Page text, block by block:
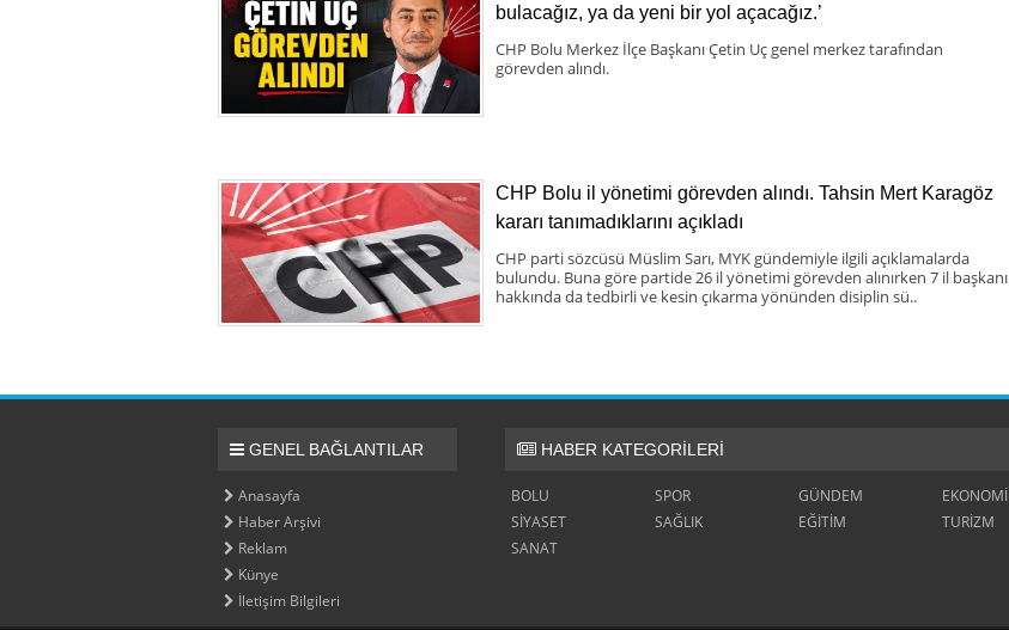
bulacağız, ya da yeni bir yol açacağız.’
CHP Bolu Merkez İlçe Başkanı Çetin Uç genel merkez tarafından
görevden alındı.
CHP Bolu il yönetimi görevden alındı. Tahsin Mert Karagöz
kararı tanımadıklarını açıkladı
CHP parti sözcüsü Müslim Sarı, MYK gündemiyle ilgili açıklamalarda
bulundu. Buna göre partide 26 il yönetimi görevden alınırken 7 il başkanı
hakkında da tedbirli ve kesin çıkarma yönünden disiplin sü..
GENEL BAĞLANTILAR
Anasayfa
Haber Arşivi
Reklam
Künye
İletişim Bilgileri
HABER KATEGORİLERİ
BOLU SPOR GÜNDEM
EKONOMİ
SİYASET
SAĞLIK EĞİTİM
TURİZM
SANAT